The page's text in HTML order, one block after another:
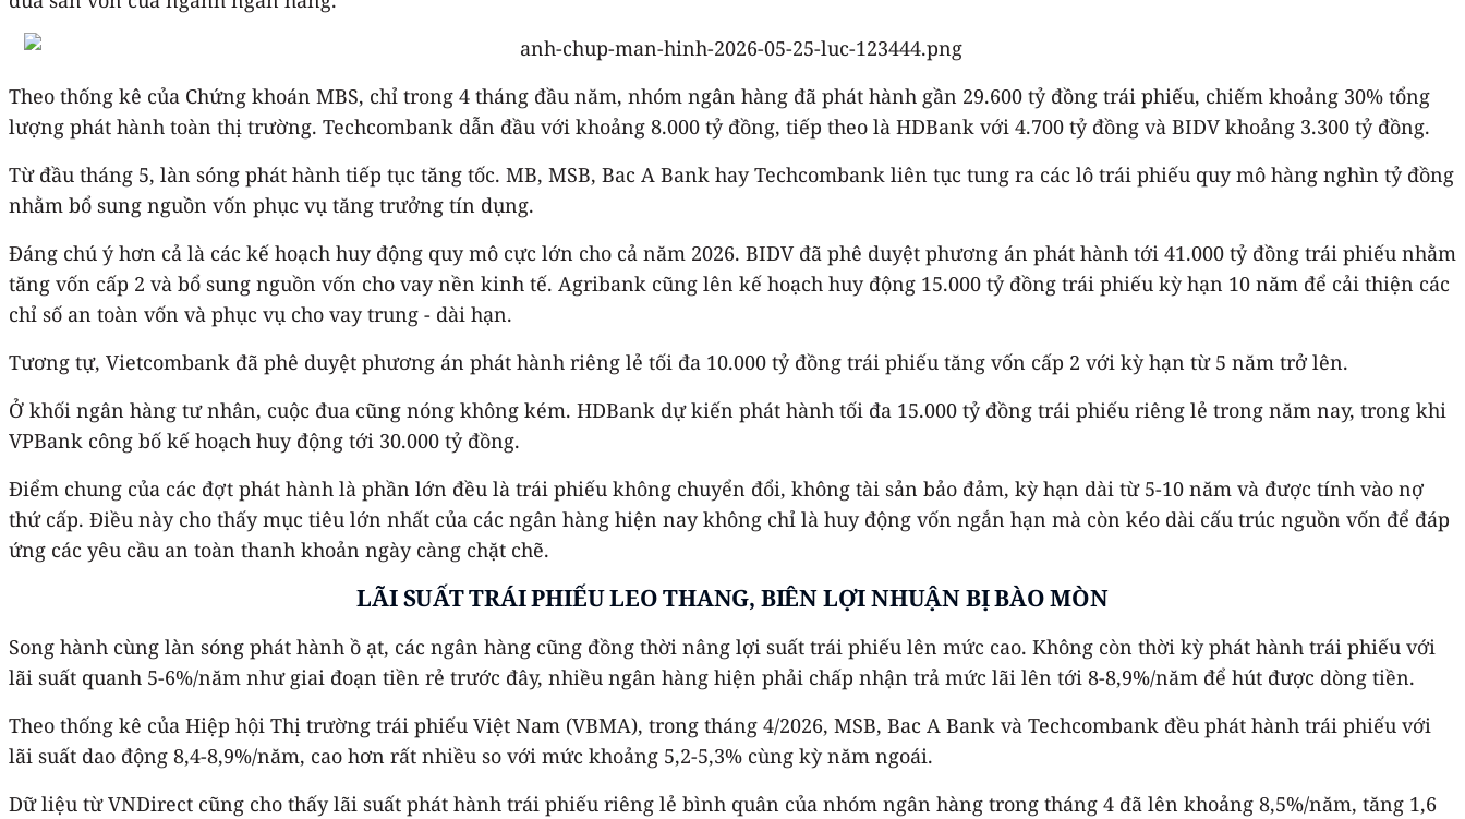
Theo thống kê của Chứng khoán MBS, chỉ trong 4 tháng đầu năm, nhóm ngân hàng đã phát hành gần 29.600 tỷ đồng trái phiếu, chiếm khoảng 30% tổng
lượng phát hành toàn thị trường. Techcombank dẫn đầu với khoảng 8.000 tỷ đồng, tiếp theo là HDBank với 4.700 tỷ đồng và BIDV khoảng 3.300 tỷ đồng.
Từ đầu tháng 5, làn sóng phát hành tiếp tục tăng tốc. MB, MSB, Bac A Bank hay Techcombank liên tục tung ra các lô trái phiếu quy mô hàng nghìn tỷ đồng
nhằm bổ sung nguồn vốn phục vụ tăng trưởng tín dụng.
Đáng chú ý hơn cả là các kế hoạch huy động quy mô cực lớn cho cả năm 2026. BIDV đã phê duyệt phương án phát hành tới 41.000 tỷ đồng trái phiếu nhằm
tăng vốn cấp 2 và bổ sung nguồn vốn cho vay nền kinh tế. Agribank cũng lên kế hoạch huy động 15.000 tỷ đồng trái phiếu kỳ hạn 10 năm để cải thiện các
chỉ số an toàn vốn và phục vụ cho vay trung - dài hạn.
Tương tự, Vietcombank đã phê duyệt phương án phát hành riêng lẻ tối đa 10.000 tỷ đồng trái phiếu tăng vốn cấp 2 với kỳ hạn từ 5 năm trở lên.
Ở khối ngân hàng tư nhân, cuộc đua cũng nóng không kém. HDBank dự kiến phát hành tối đa 15.000 tỷ đồng trái phiếu riêng lẻ trong năm nay, trong khi
VPBank công bố kế hoạch huy động tới 30.000 tỷ đồng.
Điểm chung của các đợt phát hành là phần lớn đều là trái phiếu không chuyển đổi, không tài sản bảo đảm, kỳ hạn dài từ 5-10 năm và được tính vào nợ
thứ cấp. Điều này cho thấy mục tiêu lớn nhất của các ngân hàng hiện nay không chỉ là huy động vốn ngắn hạn mà còn kéo dài cấu trúc nguồn vốn để đáp
ứng các yêu cầu an toàn thanh khoản ngày càng chặt chẽ.
LÃI SUẤT TRÁI PHIẾU LEO THANG, BIÊN LỢI NHUẬN BỊ BÀO MÒN
Song hành cùng làn sóng phát hành ồ ạt, các ngân hàng cũng đồng thời nâng lợi suất trái phiếu lên mức cao. Không còn thời kỳ phát hành trái phiếu với
lãi suất quanh 5-6%/năm như giai đoạn tiền rẻ trước đây, nhiều ngân hàng hiện phải chấp nhận trả mức lãi lên tới 8-8,9%/năm để hút được dòng tiền.
Theo thống kê của Hiệp hội Thị trường trái phiếu Việt Nam (VBMA), trong tháng 4/2026, MSB, Bac A Bank và Techcombank đều phát hành trái phiếu với
lãi suất dao động 8,4-8,9%/năm, cao hơn rất nhiều so với mức khoảng 5,2-5,3% cùng kỳ năm ngoái.
Dữ liệu từ VNDirect cũng cho thấy lãi suất phát hành trái phiếu riêng lẻ bình quân của nhóm ngân hàng trong tháng 4 đã lên khoảng 8,5%/năm, tăng 1,6